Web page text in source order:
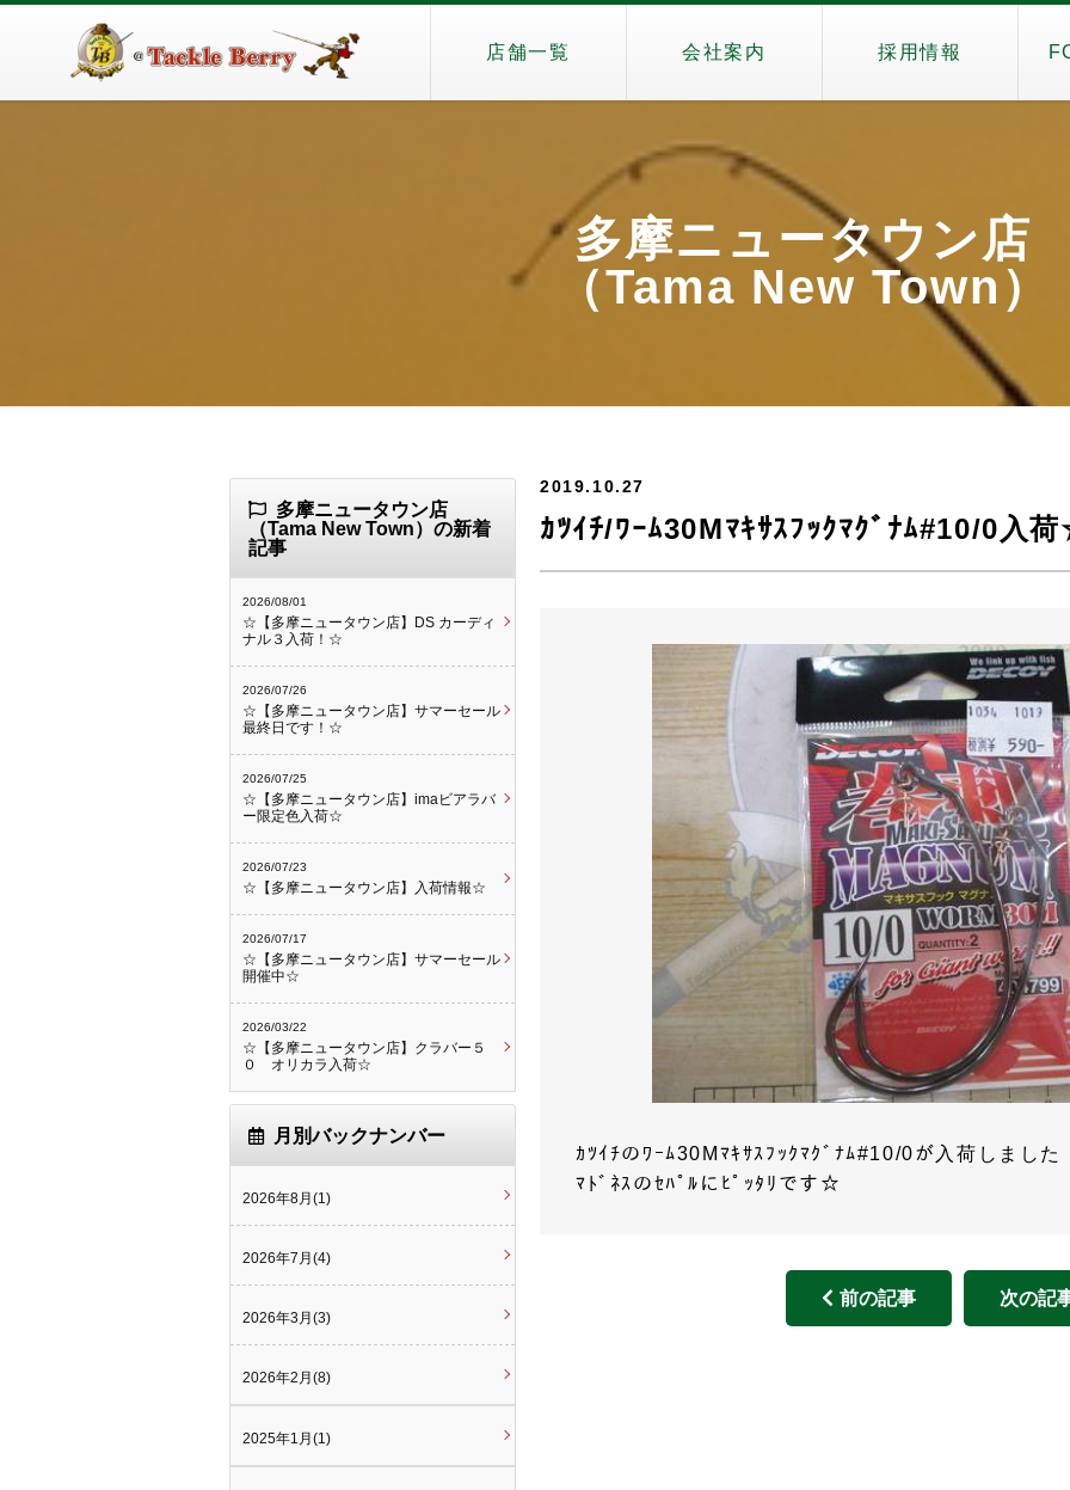
店舗一覧 会社案内 採用情報
多摩ニュータウン店
（Tama New Town）
2019.10.27
ｶﾂｲﾁ/ﾜｰﾑ30Mﾏｷｻｽﾌｯｸﾏｸﾞﾅﾑ#10/0入
ｶﾂｲﾁのﾜｰﾑ30Mﾏｷｻｽﾌｯｸﾏｸﾞﾅﾑ#10/0が入荷しました
ﾏﾄﾞﾈｽのｾﾊﾟﾙにﾋﾟｯﾀﾘです☆
前の記事 次の記
多摩ニュータウン店
（Tama New Town）の新着
記事
2026/08/01
☆【多摩ニュータウン店】DS カーディ
ナル３入荷！☆
2026/07/26
☆【多摩ニュータウン店】サマーセール
最終日です！☆
2026/07/25
☆【多摩ニュータウン店】imaビアラバ
ー限定色入荷☆
2026/07/23
☆【多摩ニュータウン店】入荷情報☆
2026/07/17
☆【多摩ニュータウン店】サマーセール
開催中☆
2026/03/22
☆【多摩ニュータウン店】クラバー５
０ オリカラ入荷☆
月別バックナンバー
2026年8月(1)
2026年7月(4)
2026年3月(3)
2026年2月(8)
2025年1月(1)